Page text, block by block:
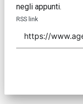
negli appunti.
RSS link